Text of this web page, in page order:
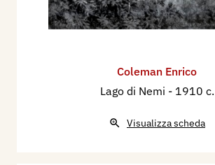
Coleman Enrico
Lago di Nemi - 1910 c.
Visualizza scheda